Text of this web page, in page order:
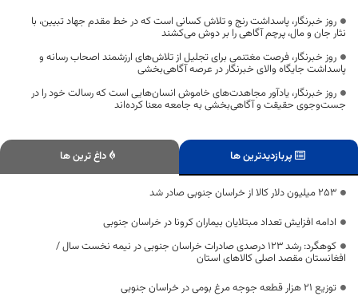
روز خبرنگار، پاسداشت رنج و تلاش کسانی است که در خط مقدم جهاد تبیین، با
نثار جان و مال، پرچم آگاهی را بر دوش می‌کشند
روز خبرنگار، فرصت مغتنمی برای تجلیل از تلاش‌های ارزشمند اصحاب رسانه و
پاسداشت جایگاه والای خبرنگار در عرصه آگاهی‌بخشی
روز خبرنگار، یادآور مجاهدت‌های خاموش انسان‌هایی است که رسالت خود را در
جست‌وجوی حقیقت و آگاهی‌بخشی به جامعه معنا کرده‌اند
پربازدیدترین ها داغ ترین ها
۲۵۳ میلیون دلار کالا از خراسان جنوبی صادر شد
ادامه افزایش تعداد مبتلایان بیماران کرونا در خراسان جنوبی
کوهگرد: رشد ۱۲۳ درصدی صادرات خراسان جنوبی در نیمه نخست سال /
افغانستان مقصد اصلی کالاهای استان
توزیع ۲۱ هزار قطعه جوجه مرغ بومی در خراسان جنوبی